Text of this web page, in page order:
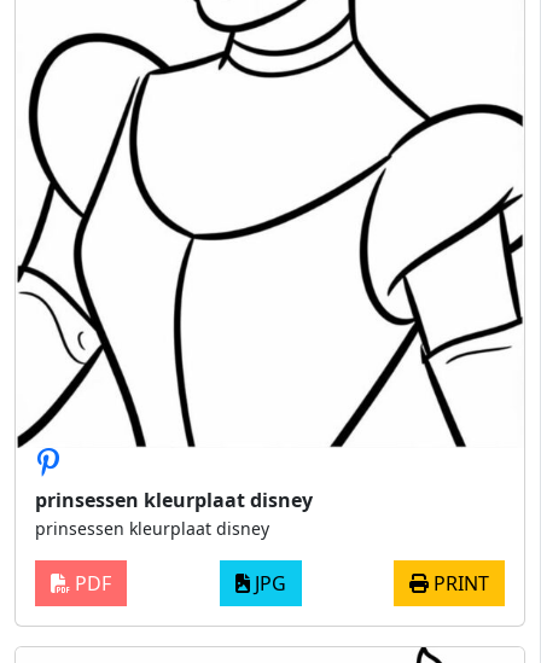
prinsessen kleurplaat disney
prinsessen kleurplaat disney
PDF JPG PRINT